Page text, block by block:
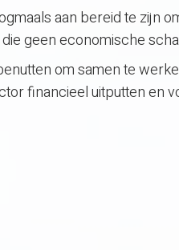
aan bereid te zijn
geen economische
om samen te
financieel uitputten en